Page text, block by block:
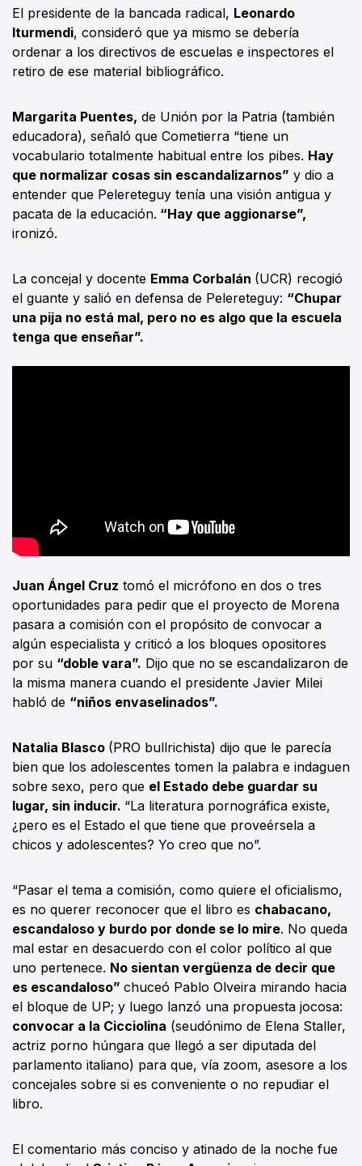
El presidente de la bancada radical, Leonardo
Iturmendi, consideró que ya mismo se debería
ordenar a los directivos de escuelas e inspectores el
retiro de ese material bibliográfico.
Margarita Puentes, de Unión por la Patria (también
educadora), señaló que Cometierra “tiene un
vocabulario totalmente habitual entre los pibes. Hay
que normalizar cosas sin escandalizarnos” y dio a
entender que Pelereteguy tenía una visión antigua y
pacata de la educación. “Hay que aggionarse”,
ironizó.
La concejal y docente Emma Corbalán (UCR) recogió
el guante y salió en defensa de Pelereteguy: “Chupar
una pija no está mal, pero no es algo que la escuela
tenga que enseñar”.
Juan Ángel Cruz tomó el micrófono en dos o tres
oportunidades para pedir que el proyecto de Morena
pasara a comisión con el propósito de convocar a
algún especialista y criticó a los bloques opositores
por su “doble vara”. Dijo que no se escandalizaron de
la misma manera cuando el presidente Javier Milei
habló de “niños envaselinados”.
Natalia Blasco (PRO bullrichista) dijo que le parecía
bien que los adolescentes tomen la palabra e indaguen
sobre sexo, pero que el Estado debe guardar su
lugar, sin inducir. “La literatura pornográfica existe,
¿pero es el Estado el que tiene que proveérsela a
chicos y adolescentes? Yo creo que no”.
“Pasar el tema a comisión, como quiere el oficialismo,
es no querer reconocer que el libro es chabacano,
escandaloso y burdo por donde se lo mire. No queda
mal estar en desacuerdo con el color político al que
uno pertenece. No sientan vergüenza de decir que
es escandaloso” chuceó Pablo Olveira mirando hacia
el bloque de UP; y luego lanzó una propuesta jocosa:
convocar a la Cicciolina (seudónimo de Elena Staller,
actriz porno húngara que llegó a ser diputada del
parlamento italiano) para que, vía zoom, asesore a los
concejales sobre si es conveniente o no repudiar el
libro.
El comentario más conciso y atinado de la noche fue